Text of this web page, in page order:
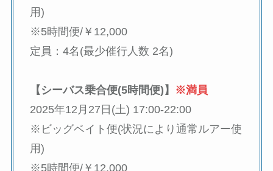
用)
※5時間便/￥12,000
定員：4名(最少催行人数 2名)
【シーバス乗合便(5時間便)】
※満員
2025年12月27日(土) 17:00-22:00
※ビッグベイト便(状況により通常ルアー使
用)
※5時間便/￥12,000